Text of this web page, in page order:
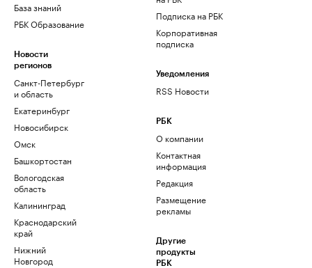
База знаний
РБК Образование
Новости
регионов
Санкт-Петербург
и область
Екатеринбург
Новосибирск
Омск
Башкортостан
Вологодская
область
Калининград
Краснодарский
край
Нижний
Новгород
Подписка на РБК
Корпоративная
подписка
Уведомления
RSS Новости
РБК
О компании
Контактная
информация
Редакция
Размещение
рекламы
Другие
продукты
РБК